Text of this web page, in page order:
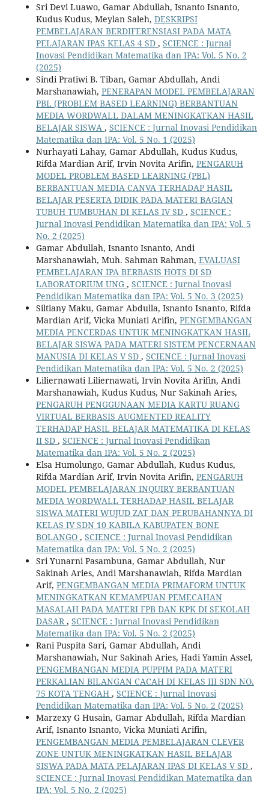
Sri Devi Luawo, Gamar Abdullah, Isnanto Isnanto,
Kudus Kudus, Meylan Saleh, DESKRIPSI
PEMBELAJARAN BERDIFERENSIASI PADA MATA
PELAJARAN IPAS KELAS 4 SD , SCIENCE : Jurnal
Inovasi Pendidikan Matematika dan IPA: Vol. 5 No. 2
(2025)
Sindi Pratiwi B. Tiban, Gamar Abdullah, Andi
Marshanawiah, PENERAPAN MODEL PEMBELAJARAN
PBL (PROBLEM BASED LEARNING) BERBANTUAN
MEDIA WORDWALL DALAM MENINGKATKAN HASIL
BELAJAR SISWA , SCIENCE : Jurnal Inovasi Pendidikan
Matematika dan IPA: Vol. 5 No. 1 (2025)
Nurhayati Lahay, Gamar Abdullah, Kudus Kudus,
Rifda Mardian Arif, Irvin Novita Arifin, PENGARUH
MODEL PROBLEM BASED LEARNING (PBL)
BERBANTUAN MEDIA CANVA TERHADAP HASIL
BELAJAR PESERTA DIDIK PADA MATERI BAGIAN
TUBUH TUMBUHAN DI KELAS IV SD , SCIENCE :
Jurnal Inovasi Pendidikan Matematika dan IPA: Vol. 5
No. 2 (2025)
Gamar Abdullah, Isnanto Isnanto, Andi
Marshanawiah, Muh. Sahman Rahman, EVALUASI
PEMBELAJARAN IPA BERBASIS HOTS DI SD
LABORATORIUM UNG , SCIENCE : Jurnal Inovasi
Pendidikan Matematika dan IPA: Vol. 5 No. 3 (2025)
Siltiany Maku, Gamar Abdulla, Isnanto Isnanto, Rifda
Mardian Arif, Vicka Muniati Arifin, PENGEMBANGAN
MEDIA PENCERDAS UNTUK MENINGKATKAN HASIL
BELAJAR SISWA PADA MATERI SISTEM PENCERNAAN
MANUSIA DI KELAS V SD , SCIENCE : Jurnal Inovasi
Pendidikan Matematika dan IPA: Vol. 5 No. 2 (2025)
Liliernawati Liliernawati, Irvin Novita Arifin, Andi
Marshanawiah, Kudus Kudus, Nur Sakinah Aries,
PENGARUH PENGGUNAAN MEDIA KARTU RUANG
VIRTUAL BERBASIS AUGMENTED REALITY
TERHADAP HASIL BELAJAR MATEMATIKA DI KELAS
II SD , SCIENCE : Jurnal Inovasi Pendidikan
Matematika dan IPA: Vol. 5 No. 2 (2025)
Elsa Humolungo, Gamar Abdullah, Kudus Kudus,
Rifda Mardian Arif, Irvin Novita Arifin, PENGARUH
MODEL PEMBELAJARAN INQUIRY BERBANTUAN
MEDIA WORDWALL TERHADAP HASIL BELAJAR
SISWA MATERI WUJUD ZAT DAN PERUBAHANNYA DI
KELAS IV SDN 10 KABILA KABUPATEN BONE
BOLANGO , SCIENCE : Jurnal Inovasi Pendidikan
Matematika dan IPA: Vol. 5 No. 2 (2025)
Sri Yunarni Pasambuna, Gamar Abdullah, Nur
Sakinah Aries, Andi Marshanawiah, Rifda Mardian
Arif, PENGEMBANGAN MEDIA PRIMAFORM UNTUK
MENINGKATKAN KEMAMPUAN PEMECAHAN
MASALAH PADA MATERI FPB DAN KPK DI SEKOLAH
DASAR, SCIENCE : Jurnal Inovasi Pendidikan
Matematika dan IPA: Vol. 5 No. 2 (2025)
Rani Puspita Sari, Gamar Abdullah, Andi
Marshanawiah, Nur Sakinah Aries, Hadi Yamin Assel,
PENGEMBANGAN MEDIA PUPPIM PADA MATERI
PERKALIAN BILANGAN CACAH DI KELAS III SDN NO.
75 KOTA TENGAH , SCIENCE : Jurnal Inovasi
Pendidikan Matematika dan IPA: Vol. 5 No. 2 (2025)
Marzexy G Husain, Gamar Abdullah, Rifda Mardian
Arif, Isnanto Isnanto, Vicka Muniati Arifin,
PENGEMBANGAN MEDIA PEMBELAJARAN CLEVER
ZONE UNTUK MENINGKATKAN HASIL BELAJAR
SISWA PADA MATA PELAJARAN IPAS DI KELAS V SD ,
SCIENCE : Jurnal Inovasi Pendidikan Matematika dan
IPA: Vol. 5 No. 2 (2025)